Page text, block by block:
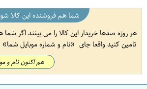
شما هم فروشنده این کالا
هر روزه صدها خریدار این کالا را می بینند اگر شما
تامین کنید واقعا جای
نام و شماره موبایل شما
هم اکنون نام و